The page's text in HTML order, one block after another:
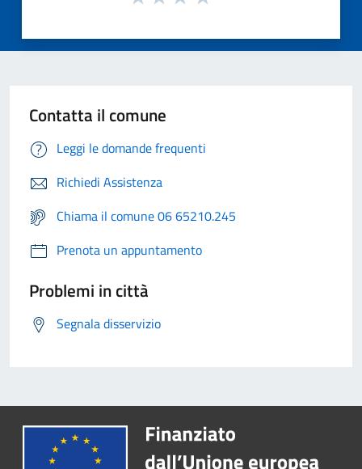
Contatta il comune
Leggi le domande frequenti
Richiedi Assistenza
Chiama il comune 06 65210.245
Prenota un appuntamento
Problemi in città
Segnala disservizio